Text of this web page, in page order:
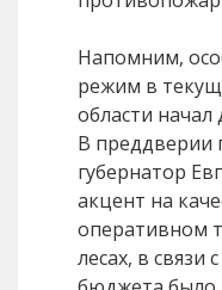
Напомним,
режим в
области начал
В преддверии
губернатор
акцент на
оперативном
лесах, в связи